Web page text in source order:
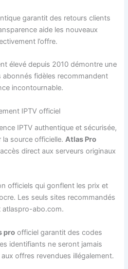
garantit des retours clients
aide les nouveaux
l’offre.
élevé depuis 2010 démontre une
abonnés fidèles recommandent
incontournable.
IPTV officiel
IPTV authentique et sécurisée,
la source officielle.Atlas Pro
direct aux serveurs originaux
officiels qui gonflent les prix et
Les seuls sites recommandés
abo.com.
pro officiel garantit des codes
identifiants ne seront jamais
offres revendues illégalement.